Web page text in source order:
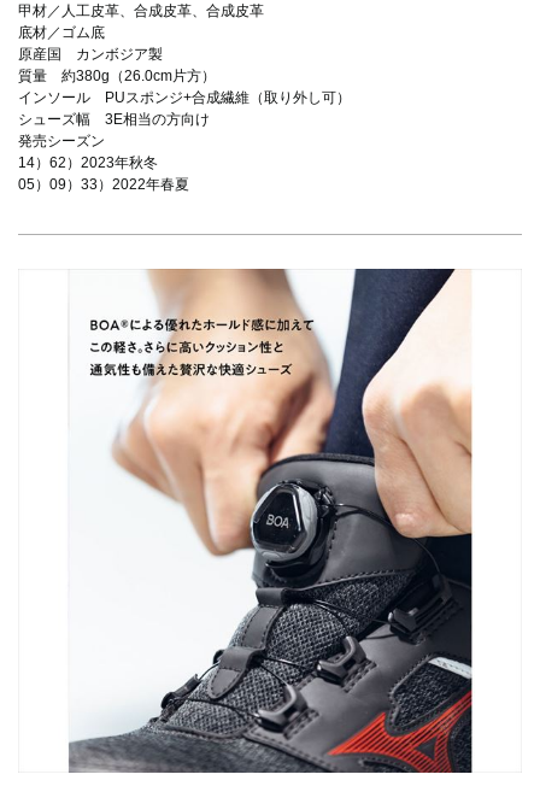
甲材／人工皮革、合成皮革、合成皮革
底材／ゴム底
原産国 カンボジア製
質量 約380g（26.0cm片方）
インソール PUスポンジ+合成繊維（取り外し可）
シューズ幅 3E相当の方向け
発売シーズン
14）62）2023年秋冬
05）09）33）2022年春夏